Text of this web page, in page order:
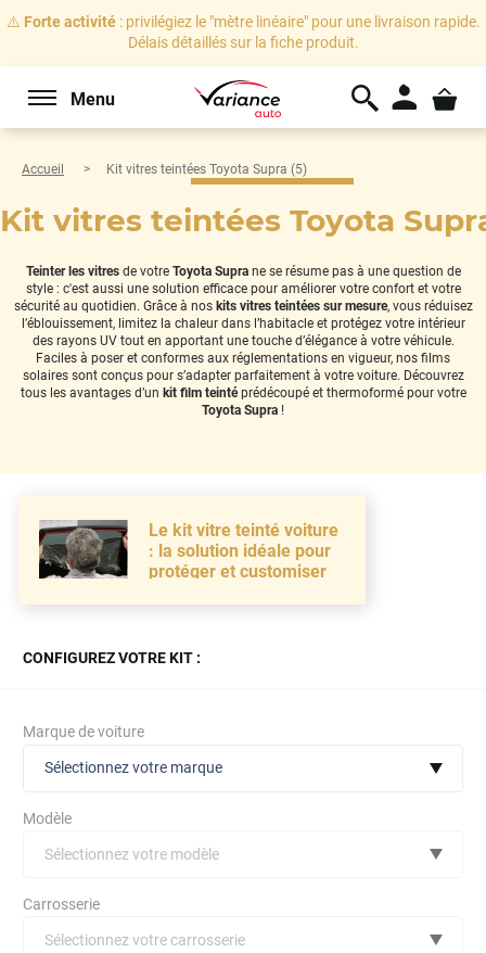
⚠️ Forte activité: privilégiez le "mètre linéaire" pour une livraison rapide.
Délais détaillés sur la fiche produit.
Menu
Accueil Kit vitres teintées Toyota Supra (5)
Kit vitres teintées Toyota
Teinter les vitresde votre Toyota Suprane se résume pas à une question de
style : c'est aussi une solution efficace pour améliorer votre confort et votre
sécurité au quotidien. Grâce à nos kits vitres teintées sur mesure, vous réduisez
l’éblouissement, limitez la chaleur dans l’habitacle et protégez votre intérieur
des rayons UV tout en apportant une touche d’élégance à votre véhicule.
Faciles à poser et conformes aux réglementations en vigueur, nos films
solaires sont conçus pour s’adapter parfaitement à votre voiture. Découvrez
tous les avantages d’un kit film teintéprédécoupé et thermoformé pour votre
Toyota Supra !
Le kit vitre teinté voiture
: la solution idéale pour
protéger et customiser
CONFIGUREZ VOTRE KIT :
Marque de voiture
Sélectionnez votre marque
Modèle
Sélectionnez votre modèle
Carrosserie
Sélectionnez votre carrosserie